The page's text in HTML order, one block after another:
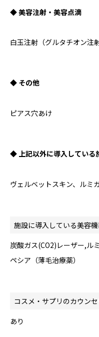
◆ 美容注射・美容点滴
白玉注射（グルタチオン注
◆ その他
ピアス穴あけ
◆ 上記以外に導入している
ヴェルベットスキン、ルミ
施設に導入している美容
炭酸ガス(CO2)レーザー,ル
ペシア（薄毛治療薬）
コスメ・サプリのカウン
あり